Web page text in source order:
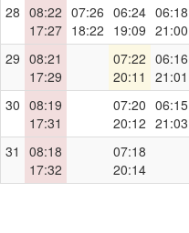
28 08:22
17:27
07:26
18:22
06:24
19:09
06:18
21:00
29 08:21
17:29
07:22
20:11
06:16
21:01
30 08:19
17:31
07:20
20:12
06:15
21:03
31
08:18
17:32
07:18
20:14